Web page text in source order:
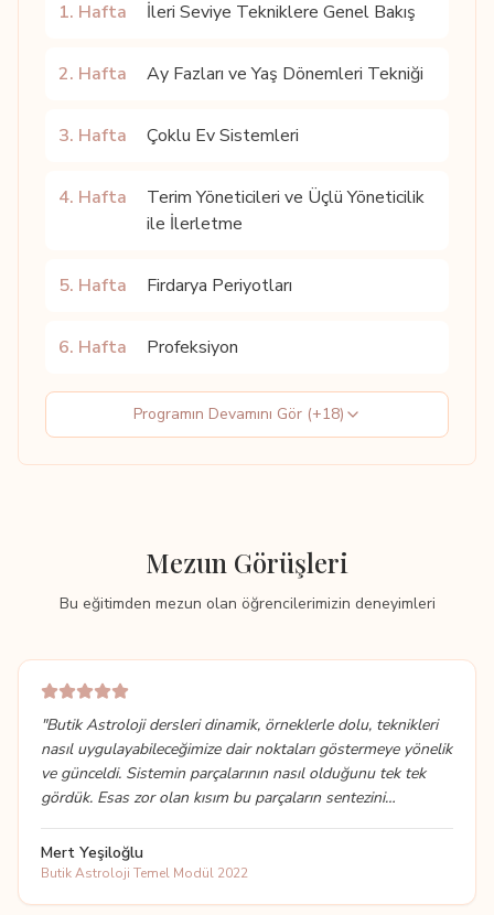
1. Hafta İleri Seviye Tekniklere Genel Bakış
2. Hafta Ay Fazları ve Yaş Dönemleri Tekniği
3. Hafta Çoklu Ev Sistemleri
4. Hafta
Terim Yöneticileri ve Üçlü Yöneticilik
ile İlerletme
5. Hafta Firdarya Periyotları
6. Hafta Profeksiyon
Programın Devamını Gör (+18)
Mezun Görüşleri
Bu eğitimden mezun olan öğrencilerimizin deneyimleri
"Butik Astroloji dersleri dinamik, örneklerle dolu, teknikleri
nasıl uygulayabileceğimize dair noktaları göstermeye yönelik
ve günceldi. Sistemin parçalarının nasıl olduğunu tek tek
gördük. Esas zor olan kısım bu parçaların sentezini
hoca, içten bir ders anlatışla herkese hitap etmeye çalıştı ve
bizlerle tek tek ilgilendi. Deneyimlememizi sağlayarak
Mert Yeşiloğlu
Butik Astroloji Temel Modül 2022